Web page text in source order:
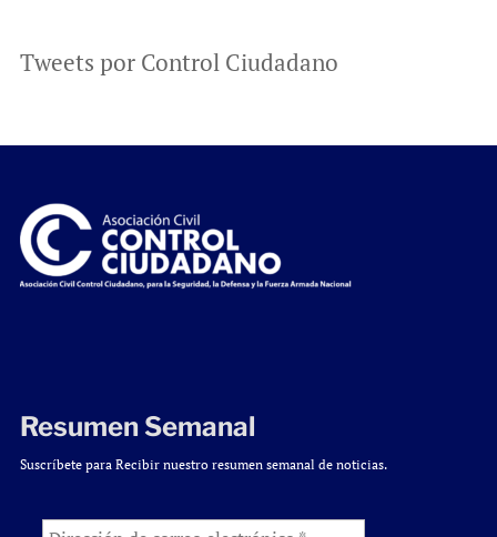
Tweets por Control Ciudadano
Resumen Semanal
Suscríbete para Recibir nuestro resumen semanal de noticias.